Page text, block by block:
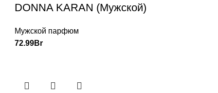
DONNA KARAN (Мужской)
Мужской парфюм
72.99Br